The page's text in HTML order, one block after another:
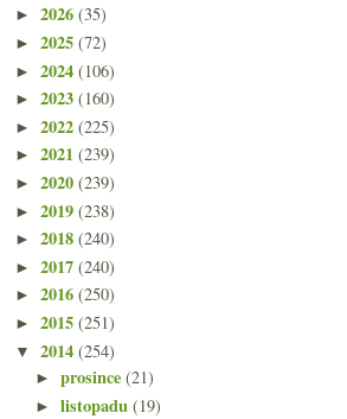
► 2026 (35)
► 2025 (72)
► 2024 (106)
► 2023 (160)
► 2022 (225)
► 2021 (239)
► 2020 (239)
► 2019 (238)
► 2018 (240)
► 2017 (240)
► 2016 (250)
► 2015 (251)
▼ 2014 (254)
►prosince(21)
►listopadu(19)